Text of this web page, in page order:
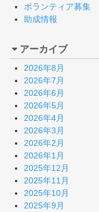
ボランティア募集
助成情報
アーカイブ
2026年8月
2026年7月
2026年6月
2026年5月
2026年4月
2026年3月
2026年2月
2026年1月
2025年12月
2025年11月
2025年10月
2025年9月